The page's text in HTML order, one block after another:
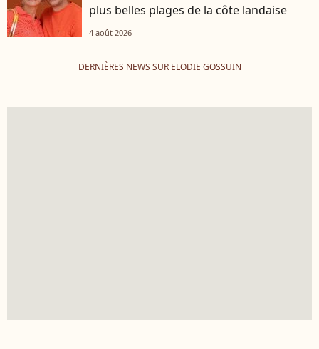
plus belles plages de la côte landaise
4 août 2026
DERNIÈRES NEWS SUR ELODIE GOSSUIN